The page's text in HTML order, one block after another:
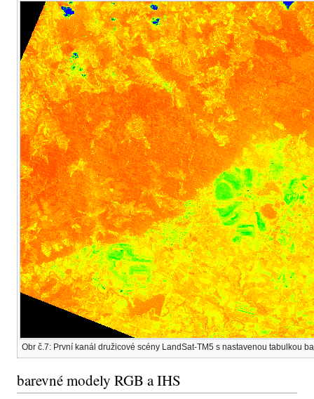
Obr č.7: První kanál družicové scény LandSat-TM5 s nastavenou tabulkou
barevné modely RGB a IHS